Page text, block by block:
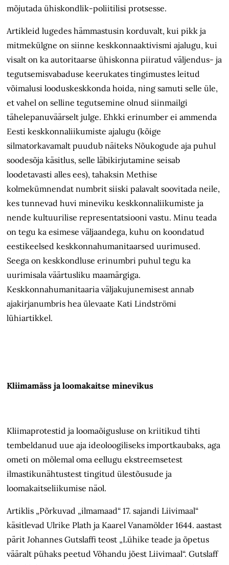
mõjutada ühiskondlik-poliitilisi protsesse.
Artikleid lugedes hämmastusin korduvalt, kui pikk ja
mitmekülgne on siinne keskkonnaaktivismi ajalugu, kui
visalt on ka autoritaarse ühiskonna piiratud väljendus- ja
tegutsemisvabaduse keerukates tingimustes leitud
võimalusi looduskeskkonda hoida, ning samuti selle üle,
et vahel on selline tegutsemine olnud siinmailgi
tähelepanuväärselt julge. Ehkki erinumber ei ammenda
Eesti keskkonnaliikumiste ajalugu (kõige
silmatorkavamalt puudub näiteks Nõukogude aja puhul
soodesõja käsitlus, selle läbikirjutamine seisab
loodetavasti alles ees), tahaksin Methise
kolmekümnendat numbrit siiski palavalt soovitada neile,
kes tunnevad huvi mineviku keskkonnaliikumiste ja
nende kultuurilise representatsiooni vastu. Minu teada
on tegu ka esimese väljaandega, kuhu on koondatud
eestikeelsed keskkonnahumanitaarsed uurimused.
Seega on keskkondluse erinumbri puhul tegu ka
uurimisala väärtusliku maamärgiga.
Keskkonnahumanitaaria väljakujunemisest annab
ajakirjanumbris hea ülevaate Kati Lindströmi
lühiartikkel.
Kliimamäss ja loomakaitse minevikus
Kliimaprotestid ja loomaõigusluse on kriitikud tihti
tembeldanud uue aja ideoloogiliseks importkaubaks, aga
ometi on mõlemal oma eellugu ekstreemsetest
ilmastikunähtustest tingitud ülestõusude ja
loomakaitseliikumise näol.
Artiklis „Põrkuvad „ilmamaad“ 17. sajandi Liivimaal“
käsitlevad Ulrike Plath ja Kaarel Vanamölder 1644. aastast
pärit Johannes Gutslaffi teost „Lühike teade ja õpetus
vääralt pühaks peetud Võhandu jõest Liivimaal“. Gutslaff